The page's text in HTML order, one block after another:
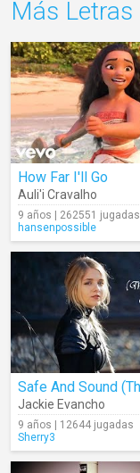
Más Letras
How Far I'll Go
Auli'i Cravalho
9 años | 262551 jugadas
hansenpossible
Jackie Evancho
9 años | 12644 jugadas
Sherry3